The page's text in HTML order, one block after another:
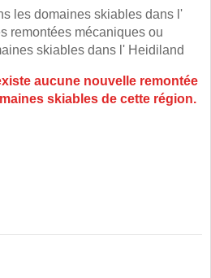
les domaines skiables dans l'
remontées mécaniques ou
skiables dans l' Heidiland
aucune nouvelle remontée
skiables de cette région.